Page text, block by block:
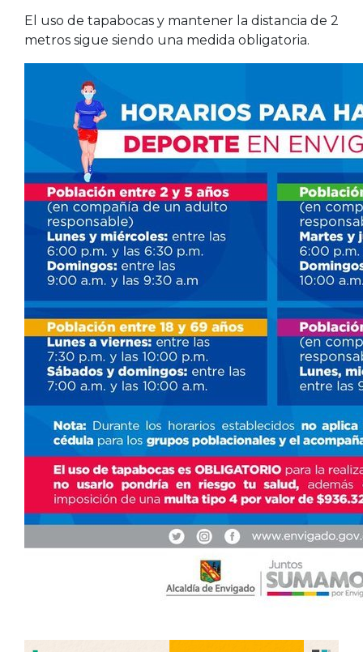
El uso de tapabocas y mantener la distancia de 2
metros sigue siendo una medida obligatoria.